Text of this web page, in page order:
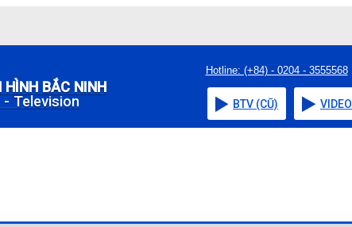
BẮC NINH
- Television
Hotline: (+84) - 0204 - 3555568
BTV (CŨ) VIDEO